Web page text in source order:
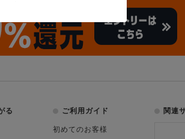
る ご利用ガイド
初めてのお客様
関連